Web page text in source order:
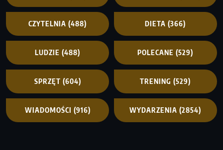
CZYTELNIA (488) DIETA (366)
LUDZIE (488) POLECANE (529)
SPRZĘT (604) TRENING (529)
WIADOMOŚCI (916) WYDARZENIA (2854)